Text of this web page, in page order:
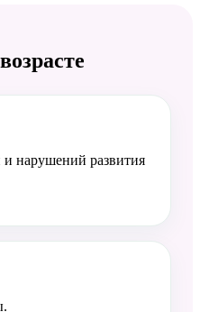
нарушений развития